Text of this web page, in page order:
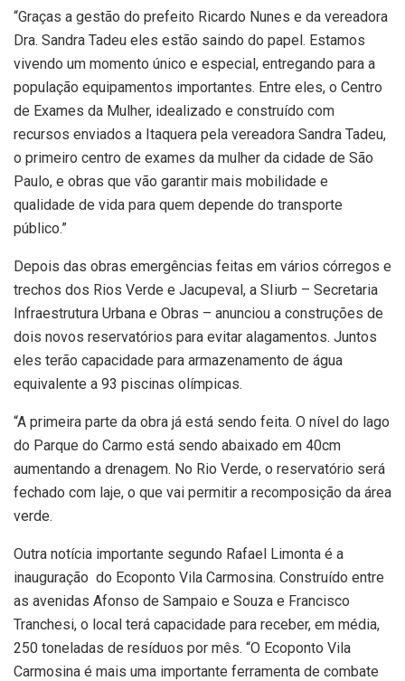
“Graças a gestão do prefeito Ricardo Nunes e da vereadora
Dra. Sandra Tadeu eles estão saindo do papel. Estamos
vivendo um momento único e especial, entregando para a
população equipamentos importantes. Entre eles, o Centro
de Exames da Mulher, idealizado e construído com
recursos enviados a Itaquera pela vereadora Sandra Tadeu,
o primeiro centro de exames da mulher da cidade de São
Paulo, e obras que vão garantir mais mobilidade e
qualidade de vida para quem depende do transporte
público.”
Depois das obras emergências feitas em vários córregos e
trechos dos Rios Verde e Jacupeval, a SIiurb – Secretaria
Infraestrutura Urbana e Obras – anunciou a construções de
dois novos reservatórios para evitar alagamentos. Juntos
eles terão capacidade para armazenamento de água
equivalente a 93 piscinas olímpicas.
“A primeira parte da obra já está sendo feita. O nível do lago
do Parque do Carmo está sendo abaixado em 40cm
aumentando a drenagem. No Rio Verde, o reservatório será
fechado com laje, o que vai permitir a recomposição da área
verde.
Outra notícia importante segundo Rafael Limonta é a
inauguração do Ecoponto Vila Carmosina. Construído entre
as avenidas Afonso de Sampaio e Souza e Francisco
Tranchesi, o local terá capacidade para receber, em média,
250 toneladas de resíduos por mês. “O Ecoponto Vila
Carmosina é mais uma importante ferramenta de combate